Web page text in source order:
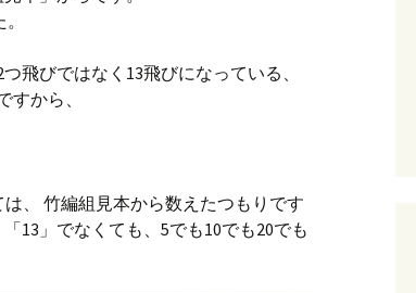
飛びではなく13飛びになっている、
から、
、 竹編組見本から数えたつもりです
13」でなくても、5でも10でも20でも